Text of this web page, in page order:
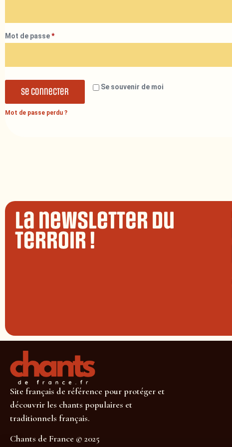
Mot de passe*
Se souvenir de moi
Se connecter
Mot de passe perdu ?
La newsletter du
terroir !
Site français de référence pour protéger et
découvrir les chants populaires et
traditionnels français.
Chants de France © 2025